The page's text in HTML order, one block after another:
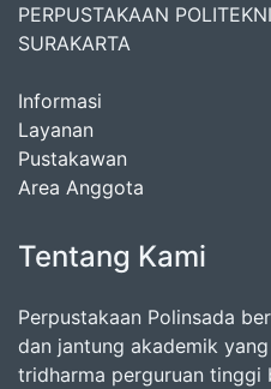
PERPUSTAKAAN
SURAKARTA
Informasi
Layanan
Pustakawan
Area Anggota
Tentang Kami
Perpustakaan Polinsada
dan jantung akademik
tridharma perguruan tinggi